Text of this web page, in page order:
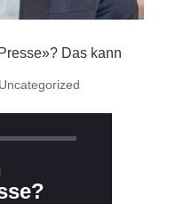
Das kann
Uncategorized